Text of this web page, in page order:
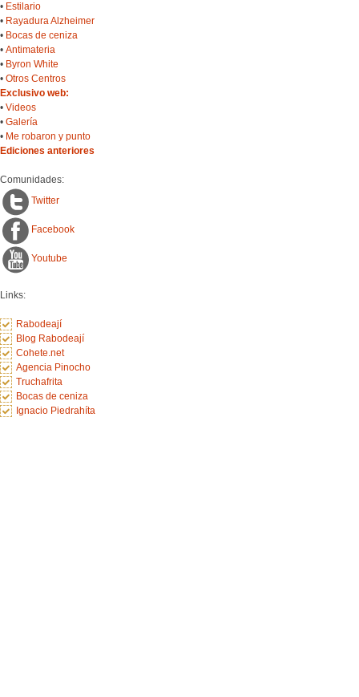
• Estilario
• Rayadura Alzheimer
• Bocas de ceniza
• Antimateria
• Byron White
• Otros Centros
Exclusivo web:
• Videos
• Galería
• Me robaron y punto
Ediciones anteriores
Comunidades:
Twitter
Facebook
Youtube
Links:
Rabodeají
Blog Rabodeají
Cohete.net
Agencia Pinocho
Truchafrita
Bocas de ceniza
Ignacio Piedrahíta